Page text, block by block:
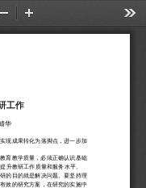
Zoom
Out
In
工作
华
现成果转化为落脚点，进一步加
育教学质量，必须正确认识基础
升教研工作质量和服务水平。
的目的就是解决问题。要坚持理
效的研究方案，在研究的实施中